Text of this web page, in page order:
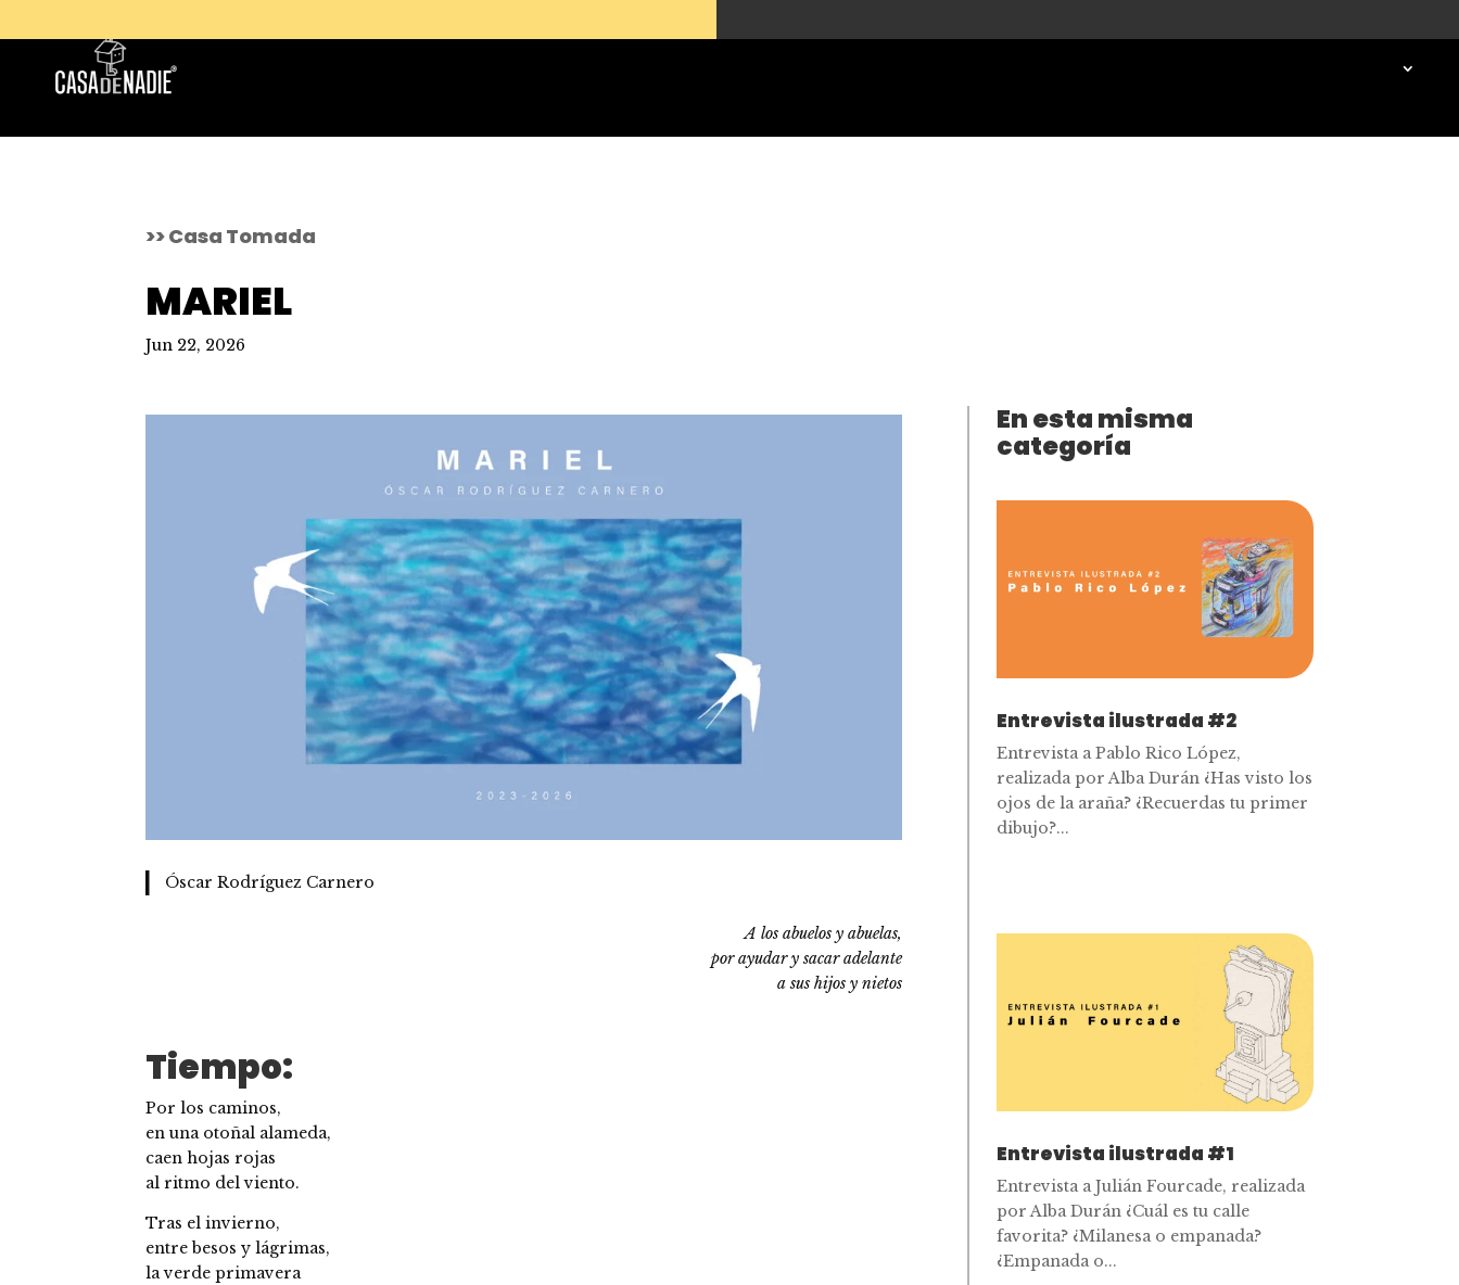
>> Casa Tomada
MARIEL
Jun 22, 2026
Óscar Rodríguez Carnero
A los abuelos y abuelas,
por ayudar y sacar adelante
a sus hijos y nietos
Tiempo:
Por los caminos,
en una otoñal alameda,
caen hojas rojas
al ritmo del viento.
Tras el invierno,
entre besos y lágrimas,
la verde primavera
En esta misma
categoría
Entrevista ilustrada #2
Entrevista a Pablo Rico López,
realizada por Alba Durán ¿Has visto los
ojos de la araña? ¿Recuerdas tu primer
dibujo?...
Entrevista ilustrada #1
Entrevista a Julián Fourcade, realizada
por Alba Durán ¿Cuál es tu calle
favorita? ¿Milanesa o empanada?
¿Empanada o...